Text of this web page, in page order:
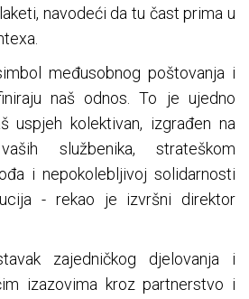
navodeći da tu čast prima u
međusobnog poštovanja i
naš odnos. To je ujedno
uspjeh kolektivan, izgrađen na
službenika, strateškom
i nepokolebljivoj solidarnosti
- rekao je izvršni direktor
zajedničkog djelovanja i
izazovima kroz partnerstvo i